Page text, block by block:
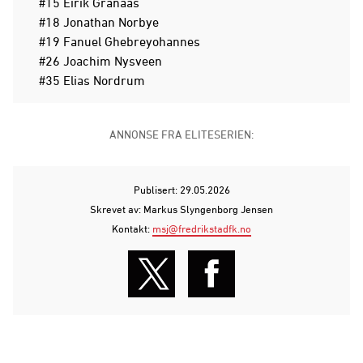
#18 Jonathan Norbye
#19 Fanuel Ghebreyohannes
#26 Joachim Nysveen
#35 Elias Nordrum
ANNONSE FRA ELITESERIEN:
Publisert: 29.05.2026
Skrevet av: Markus Slyngenborg Jensen
Kontakt: msj@fredrikstadfk.no